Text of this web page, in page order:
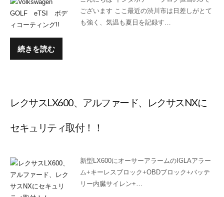
ございます ここ最近の渋川市は日差しがとて
も強く、気温も夏日を記録す…
続きを読む
レクサスLX600、アルファード、レクサスNXに
セキュリティ取付！！
新型LX600にオーサーアラームのIGLAアラー
ム+キーレスブロック+OBDブロック+バッテ
リー内臓サイレン+…